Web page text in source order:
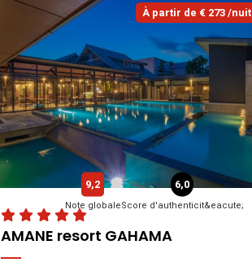
À partir de € 273 /nuit
AMANE resort GAHAMA
9,2
Note globale
6,0
Score d'authenticit&eacute;